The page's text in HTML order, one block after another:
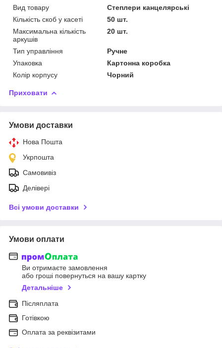
Вид товару
Степлери канцелярські
Кількість скоб у касеті
50 шт.
Максимальна кількість
аркушів
20 шт.
Тип управління
Ручне
Упаковка
Картонна коробка
Колір корпусу
Чорний
Приховати
Умови доставки
Нова Пошта
Укрпошта
Самовивіз
Делівері
Всі умови доставки
Умови оплати
Ви отримаєте замовлення
або гроші повернуться на вашу картку
Детальніше
Післяплата
Готівкою
Оплата за реквізитами